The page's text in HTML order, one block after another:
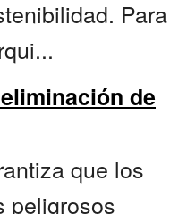
Para
de
que los
peligrosos